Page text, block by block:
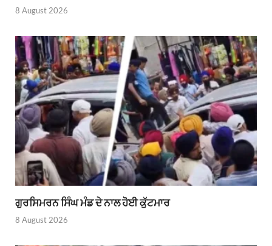
8 August 2026
ਗੁਰਸਿਮਰਨ ਸਿੰਘ ਮੰਡ ਦੇ ਨਾਲ ਹੋਈ ਕੁੱਟਮਾਰ
8 August 2026